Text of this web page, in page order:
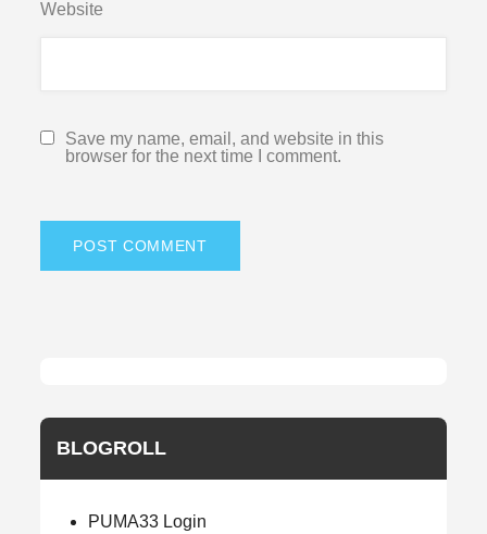
Website
Save my name, email, and website in this
browser for the next time I comment.
BLOGROLL
PUMA33 Login